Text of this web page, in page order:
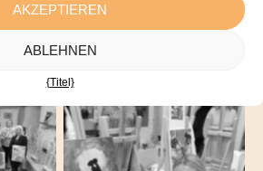
AKZEPTIEREN
ABLEHNEN
{Titel}
Sie Gruppenrabatte?